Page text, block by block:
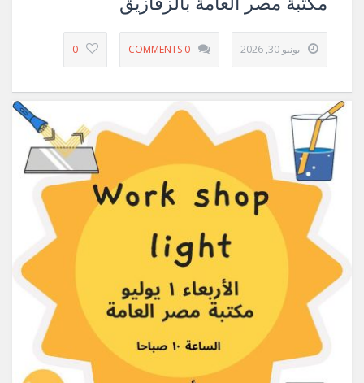
يونيو 30, 2026 0 COMMENTS
0